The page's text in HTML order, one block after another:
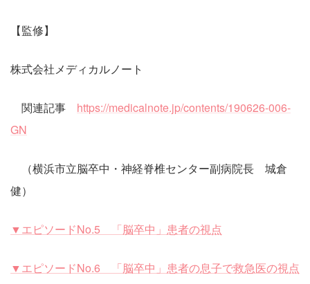
【監修】
株式会社メディカルノート
関連記事 https://medicalnote.jp/contents/190626-006-
GN
（横浜市立脳卒中・神経脊椎センター副病院長 城倉
健）
▼エピソードNo.5 「脳卒中」患者の視点
▼エピソードNo.6 「脳卒中」患者の息子で救急医の視点